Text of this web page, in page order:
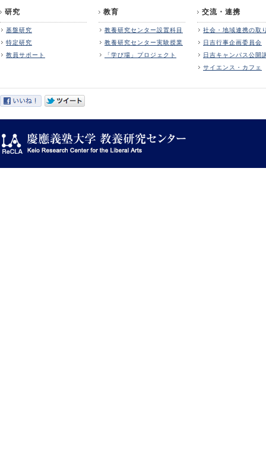
研究
基盤研究
特定研究
教員サポート
教育
教養研究センター設置科目
教養研究センター実験授業
「学び場」プロジェクト
交流・連携
社会・地域連携の取
日吉行事企画委員会
日吉キャンパス公開
サイエンス・カフェ